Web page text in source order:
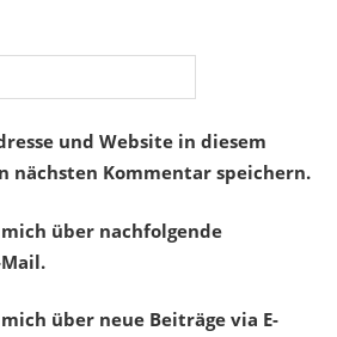
und Website in diesem
nächsten Kommentar speichern.
über nachfolgende
über neue Beiträge via E-